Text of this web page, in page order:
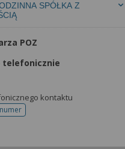
SPÓŁKA Z
POZ
telefonicznie
kontaktu
do rejestracji